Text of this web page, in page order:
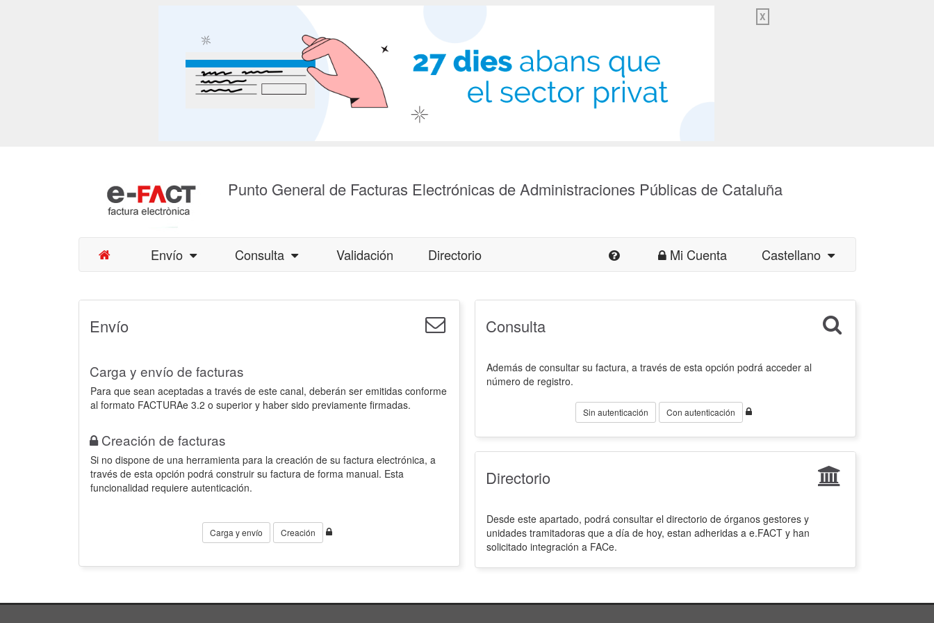
X
Punto General de Facturas Electrónicas de Administraciones Públicas de Cataluña
Envío Consulta Validación Directorio Mi Cuenta Castellano
Envío
Carga y envío de facturas
Para que sean aceptadas a través de este canal, deberán ser emitidas conforme
al formato FACTURAe 3.2 o superior y haber sido previamente firmadas.
Creación de facturas
Si no dispone de una herramienta para la creación de su factura electrónica, a
través de esta opción podrá construir su factura de forma manual. Esta
funcionalidad requiere autenticación.
Carga y envío Creación
Consulta
Además de consultar su factura, a través de esta opción podrá acceder al
número de registro.
Sin autenticación Con autenticación
Directorio
Desde este apartado, podrá consultar el directorio de órganos gestores y
unidades tramitadoras que a día de hoy, estan adheridas a e.FACT y han
solicitado integración a FACe.